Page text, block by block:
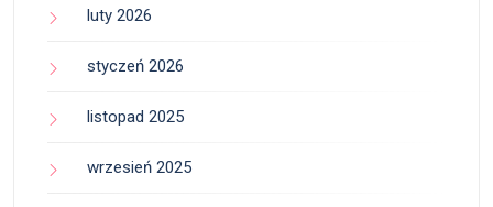
luty 2026
styczeń 2026
listopad 2025
wrzesień 2025